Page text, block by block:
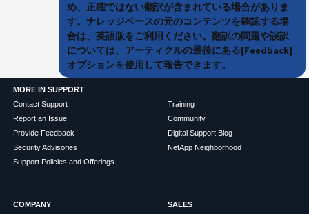
め、正確ではない翻訳が含まれている場合がありま
す。ナレッジベースの元のコンテンツを確認する場
合は、英語版をご利用ください。翻訳の問題や誤訳
については、アーティクルの最後にある[Feedback]
オプションを使用して報告できます。
MORE IN SUPPORT
Contact Support
Report an Issue
Provide Feedback
Security Advisories
Support Policies and Offerings
Training
Community
Digital Support Blog
NetApp Neighborhood
COMPANY
SALES